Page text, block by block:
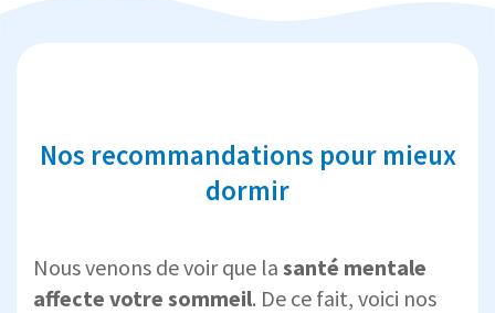
Nos recommandations pour mieux
dormir
Nous venons de voir que la santé mentale
affecte votre sommeil. De ce fait, voici nos